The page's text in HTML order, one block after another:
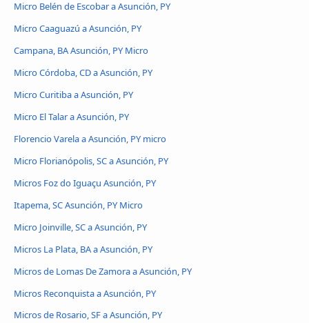
Micro Belén de Escobar a Asunción, PY
Micro Caaguazú a Asunción, PY
Campana, BA Asunción, PY Micro
Micro Córdoba, CD a Asunción, PY
Micro Curitiba a Asunción, PY
Micro El Talar a Asunción, PY
Florencio Varela a Asunción, PY micro
Micro Florianópolis, SC a Asunción, PY
Micros Foz do Iguaçu Asunción, PY
Itapema, SC Asunción, PY Micro
Micro Joinville, SC a Asunción, PY
Micros La Plata, BA a Asunción, PY
Micros de Lomas De Zamora a Asunción, PY
Micros Reconquista a Asunción, PY
Micros de Rosario, SF a Asunción, PY